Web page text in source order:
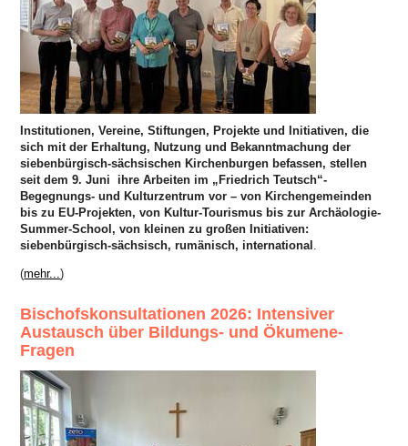
Institutionen, Vereine, Stiftungen, Projekte und Initiativen, die
sich mit der Erhaltung, Nutzung und Bekanntmachung der
siebenbürgisch-sächsischen Kirchenburgen befassen, stellen
seit dem 9. Juni ihre Arbeiten im „Friedrich Teutsch“-
Begegnungs- und Kulturzentrum vor – von Kirchengemeinden
bis zu EU-Projekten, von Kultur-Tourismus bis zur Archäologie-
Summer-School, von kleinen zu großen Initiativen:
siebenbürgisch-sächsisch, rumänisch, international .
(mehr...)
Bischofskonsultationen 2026: Intensiver
Austausch über Bildungs- und Ökumene-
Fragen